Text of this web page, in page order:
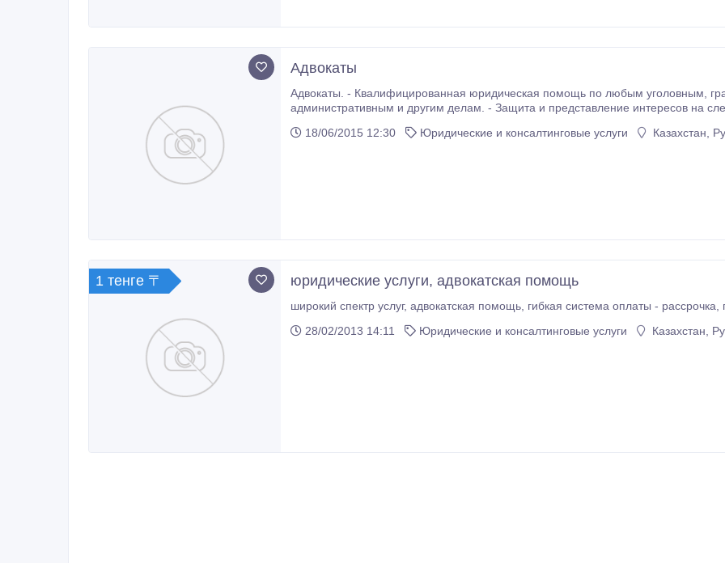
Адвокаты
Адвокаты. - Квалифицированная юридическая помощь по любым уголовным, гражданским, семейным, трудовым,
административным и другим делам. - Защита и представление интересов на следствии, в суде, в том числе
18/06/2015 12:30
Юридические и консалтинговые услуги Казахстан,
1 тенге 〒 юридические услуги, адвокатская помощь
28/02/2013 14:11
Юридические и консалтинговые услуги Казахстан,